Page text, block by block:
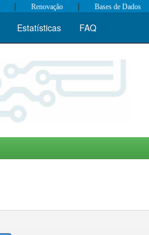
| Renovação | Bases de Dados
Estatísticas FAQ